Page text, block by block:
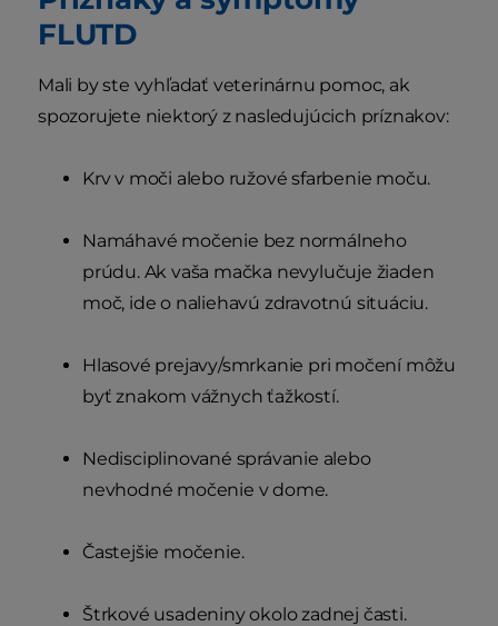
FLUTD
Mali by ste vyhľadať veterinárnu pomoc, ak
spozorujete niektorý z nasledujúcich príznakov:
Krv v moči alebo ružové sfarbenie moču.
Namáhavé močenie bez normálneho
prúdu. Ak vaša mačka nevylučuje žiaden
moč, ide o naliehavú zdravotnú situáciu.
Hlasové prejavy/smrkanie pri močení môžu
byť znakom vážnych ťažkostí.
Nedisciplinované správanie alebo
nevhodné močenie v dome.
Častejšie močenie.
Štrkové usadeniny okolo zadnej časti.